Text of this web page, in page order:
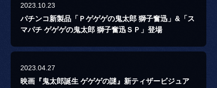
2023.10.23
パチンコ新製品「Ｐゲゲゲの鬼太郎 獅子奮迅」&「ス
マパチ ゲゲゲの鬼太郎 獅子奮迅ＳＰ」登場
2023.04.27
映画『鬼太郎誕生 ゲゲゲの謎』新ティザービジュア